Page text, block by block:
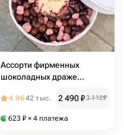
Ассорти фирменных
шоколадных драже
4.9642 тыс. 2 490₽3 112₽
623 ₽ × 4 платежа